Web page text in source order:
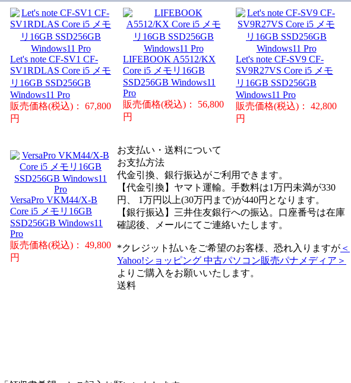
Let's note CF-SV1 CF-
SV1RDLAS Core i5 メモ
リ16GB SSD256GB
Windows11 Pro
販売価格(税込)： 67,800
円
LIFEBOOK A5512/KX
Core i5 メモリ16GB
SSD256GB Windows11
Pro
販売価格(税込)： 56,800
円
Let's note CF-SV9 CF-
SV9R27VS Core i5 メモ
リ16GB SSD256GB
Windows11 Pro
販売価格(税込)： 42,800
円
VersaPro VKM44/X-B
Core i5 メモリ16GB
SSD256GB Windows11
Pro
販売価格(税込)： 49,800
円
お支払い・送料について
お支払方法
代金引換、銀行振込がご利用できます。
【代金引換】ヤマト運輸。手数料は1万円未満が330
円、 1万円以上(30万円まで)が440円となります。
【銀行振込】三井住友銀行への振込。口座番号は在庫
確認後、メールにてご連絡いたします。
*クレジット払いをご希望のお客様、恐れ入りますが ＜
Yahoo!ショッピング 中古パソコン販売パナメディア＞
よりご購入をお願いいたします。
送料